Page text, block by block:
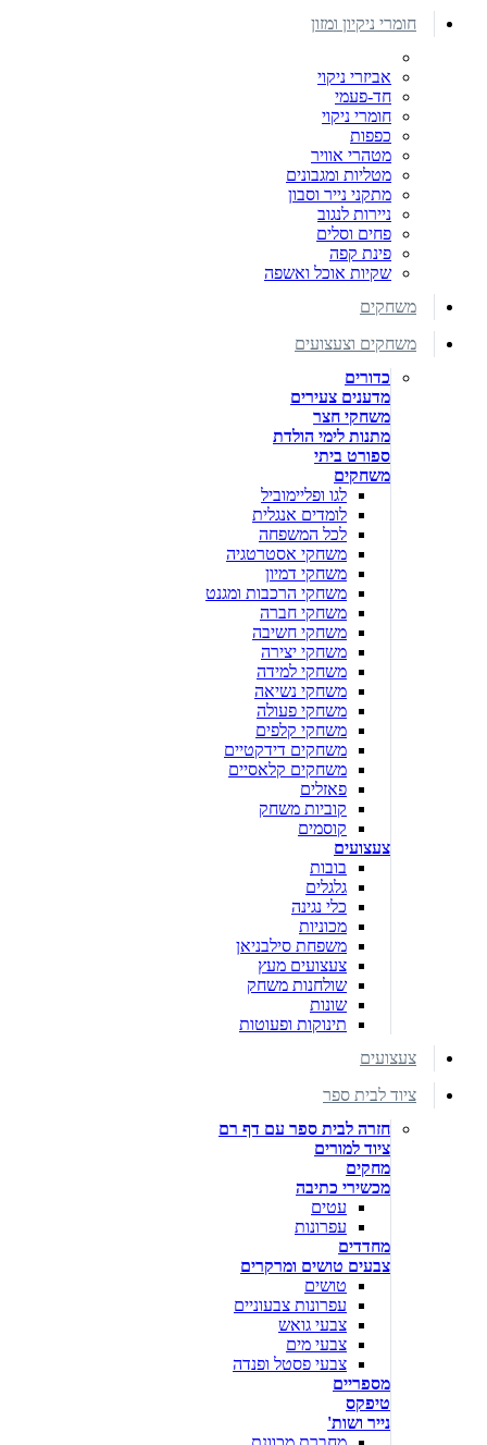
חומרי ניקיון ומזון
אביזרי ניקוי
חד-פעמי
חומרי ניקוי
כפפות
מטהרי אוויר
מטליות ומגבונים
מתקני נייר וסבון
ניירות לנגוב
פחים וסלים
פינת קפה
שקיות אוכל ואשפה
משחקים
משחקים וצעצועים
כדורים
מדענים צעירים
משחקי חצר
מתנות לימי הולדת
ספורט ביתי
משחקים
לגו ופליימוביל
לומדים אנגלית
לכל המשפחה
משחקי אסטרטגיה
משחקי דמיון
משחקי הרכבות ומגנט
משחקי חברה
משחקי חשיבה
משחקי יצירה
משחקי למידה
משחקי נשיאה
משחקי פעולה
משחקי קלפים
משחקים דידקטיים
משחקים קלאסיים
פאזלים
קוביות משחק
קוסמים
צעצועים
בובות
גלגלים
כלי נגינה
מכוניות
משפחת סילבניאן
צעצועים מעץ
שולחנות משחק
שונות
תינוקות ופעוטות
צעצועים
ציוד לבית ספר
חזרה לבית ספר עם דף רם
ציוד למורים
מחקים
מכשירי כתיבה
עטים
עפרונות
מחדדים
צבעים טושים ומרקרים
טושים
עפרונות צבעוניים
צבעי גואש
צבעי מים
צבעי פסטל ופנדה
מספריים
טיפקס
נייר ושות'